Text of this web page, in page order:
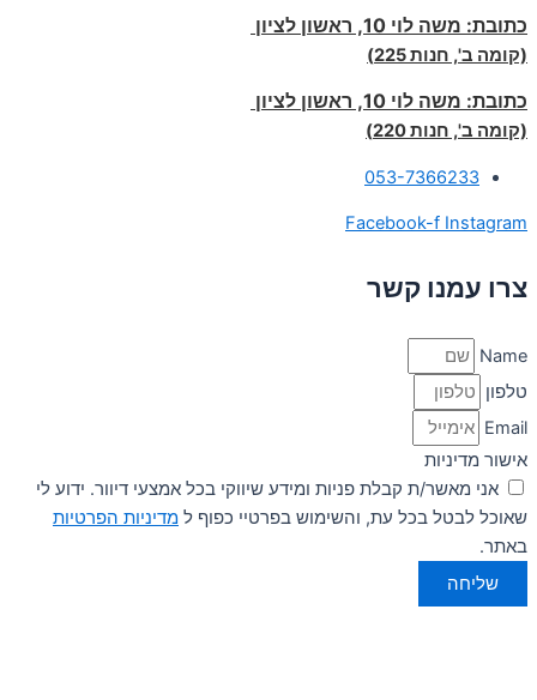
כתובת: משה לוי 10, ראשון לציון
(קומה ב', חנות 225)
כתובת: משה לוי 10, ראשון לציון
(קומה ב', חנות 220)
053-7366233
Facebook-f Instagram
צרו עמנו קשר
Name
טלפון
Email
אישור מדיניות
אני מאשר/ת קבלת פניות ומידע שיווקי בכל אמצעי דיוור. ידוע לי
שאוכל לבטל בכל עת, והשימוש בפרטיי כפוף ל מדיניות הפרטיות
באתר.
שליחה